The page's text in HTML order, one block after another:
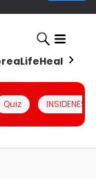
LifeHealth
Quiz INSIDENESIA